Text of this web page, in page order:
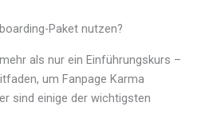
Paket nutzen?
als nur ein Einführungskurs –
um Fanpage Karma
sind einige der wichtigsten